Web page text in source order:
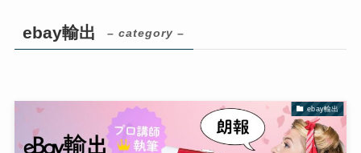
ebay輸出 – category –
ebay輸出